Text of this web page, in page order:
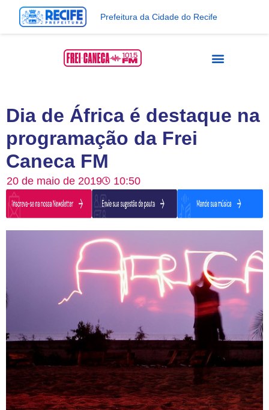
Prefeitura da Cidade do Recife
Dia de África é destaque na
programação da Frei
Caneca FM
20 de maio de 2019 10:50